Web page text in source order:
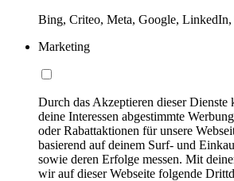
Bing, Criteo, Meta, Google,
Marketing
Durch das Akzeptieren dieser
deine Interessen abgestimmte
oder Rabattaktionen für unsere
basierend auf deinem Surf- und
sowie deren Erfolge messen. Mit
wir auf dieser Webseite folgende